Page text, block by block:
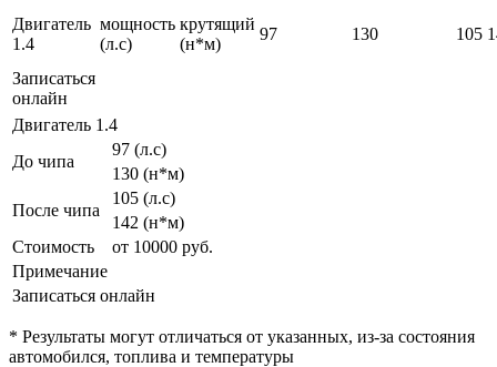
Двигатель
1.4
мощность
(л.с)
крутящий
(н*м)
97 130 105
Записаться
онлайн
Двигатель 1.4
До чипа
97 (л.с)
130 (н*м)
После чипа
105 (л.с)
142 (н*м)
Стоимость
от 10000 руб.
Примечание
Записаться онлайн
* Результаты могут отличаться от указанных, из-за состояния
автомобился, топлива и температуры